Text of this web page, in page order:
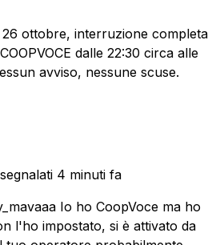
26 ottobre, interruzione completa
dalle 22:30 circa alle
avviso, nessune scuse.
4 minuti fa
Io ho CoopVoce ma ho
l'ho impostato, si è attivato da